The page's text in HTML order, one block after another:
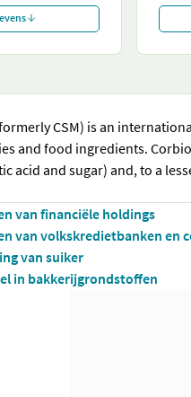
CSM) is an
and food ingredients.
acid and sugar) and, to a
van financiële holdings
van volkskredietbanken en
van suiker
in bakkerijgrondstoffen